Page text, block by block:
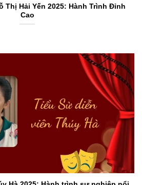
Thị Hải Yến 2025: Hành Trình Đỉnh
Cao